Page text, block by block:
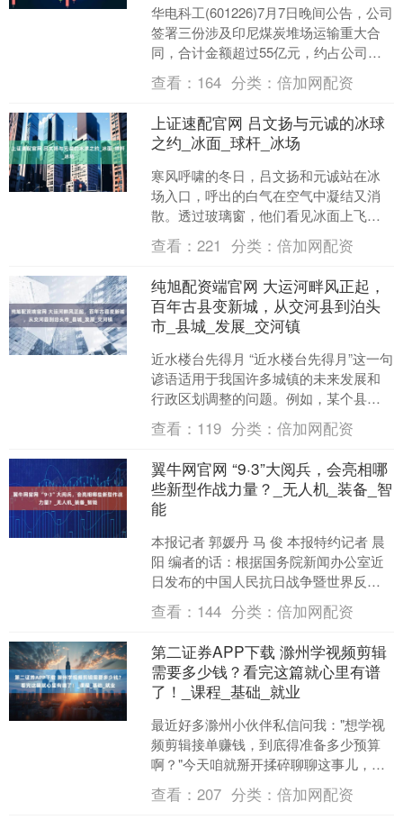
华电科工(601226)7月7日晚间公告，公司
签署三份涉及印尼煤炭堆场运输重大合
同，合计金额超过55亿元，约占公司最
近一期经审计营业收入的三成以上规
模，标志公司....
查看： 164 分类：倍加网配资
上证速配官网 吕文扬与元诚的冰球
之约_冰面_球杆_冰场
寒风呼啸的冬日，吕文扬和元诚站在冰
场入口，呼出的白气在空气中凝结又消
散。透过玻璃窗，他们看见冰面上飞驰
的身影，冰球与球杆碰撞的清脆声响穿
透场馆，像一串跳跃的音符....
查看：221 分类：倍加网配资
纯旭配资端官网 大运河畔风正起，
百年古县变新城，从交河县到泊头
市_县城_发展_交河镇
近水楼台先得月 “近水楼台先得月”这一句
谚语适用于我国许多城镇的未来发展和
行政区划调整的问题。例如，某个县里
面有一座县城以及一个相对较大的镇，
而这个大镇的地理位....
查看： 119 分类：倍加网配资
翼牛网官网 “9·3”大阅兵，会亮相哪
些新型作战力量？_无人机_装备_智
能
本报记者 郭媛丹 马 俊 本报特约记者 晨
阳 编者的话：根据国务院新闻办公室近
日发布的中国人民抗日战争暨世界反法
西斯战争胜利80周年纪念活动安排，9月
3日将举....
查看： 144 分类：倍加网配资
第二证券APP下载 滁州学视频剪辑
需要多少钱？看完这篇就心里有谱
了！_课程_基础_就业
最近好多滁州小伙伴私信问我："想学视
频剪辑接单赚钱，到底得准备多少预算
啊？"今天咱就掰开揉碎聊聊这事儿，保
证不整官方套话，全是接地气的大实
话！ 一、费用到底差在....
查看：207 分类：倍加网配资